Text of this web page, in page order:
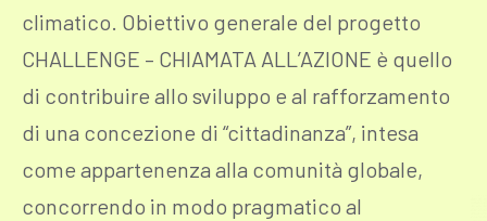
climatico. Obiettivo generale del progetto
CHALLENGE – CHIAMATA ALL’AZIONE è quello
di contribuire allo sviluppo e al rafforzamento
di una concezione di “cittadinanza”, intesa
come appartenenza alla comunità globale,
concorrendo in modo pragmatico al